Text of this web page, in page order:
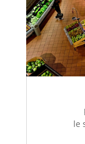
le